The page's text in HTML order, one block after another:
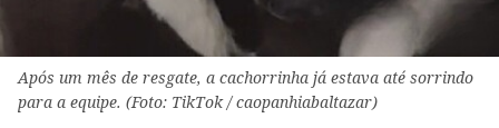
Após um mês de resgate, a cachorrinha já estava até sorrindo
para a equipe. (Foto: TikTok / caopanhiabaltazar)